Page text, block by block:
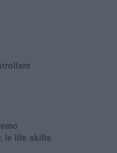
le life skills